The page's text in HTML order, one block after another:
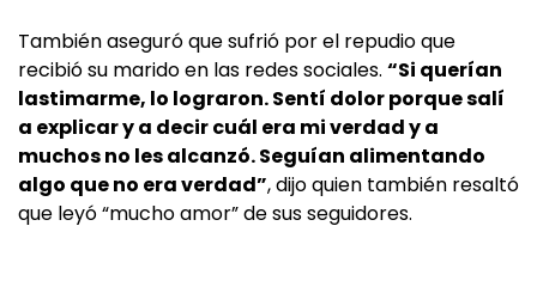
También aseguró que sufrió por el repudio que
recibió su marido en las redes sociales. “Si querían
lastimarme, lo lograron. Sentí dolor porque salí
a explicar y a decir cuál era mi verdad y a
muchos no les alcanzó. Seguían alimentando
algo que no era verdad”, dijo quien también resaltó
que leyó “mucho amor” de sus seguidores.